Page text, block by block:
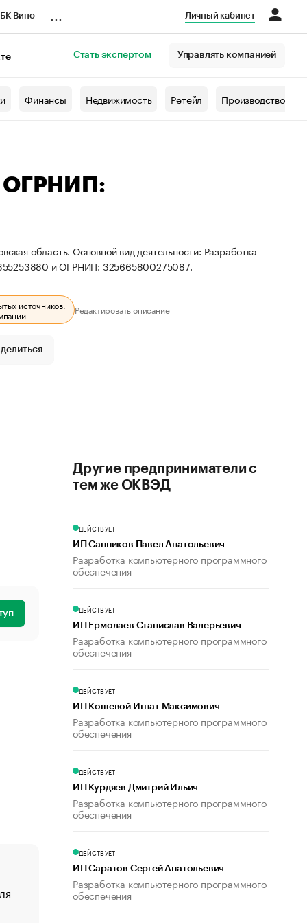
Вино Личный кабинет
Стать экспертом Управлять компанией
Финансы Недвижимость Ретейл Производство
ОГРНИП:
область. Основной вид деятельности: Разработка
и ОГРНИП: 325665800275087.
источников.
Редактировать описание
«От спорта тело стареет иначе». Как живет глава
создавшей GTA
Другие предприниматели с
тем же ОКВЭД
ДЕЙСТВУЕТ
ИП Санников Павел Анатольевич
Разработка компьютерного программного
обеспечения
ДЕЙСТВУЕТ
ИП Ермолаев Станислав Валерьевич
Разработка компьютерного программного
обеспечения
ДЕЙСТВУЕТ
ИП Кошевой Игнат Максимович
Разработка компьютерного программного
обеспечения
ДЕЙСТВУЕТ
ИП Курдяев Дмитрий Ильич
Разработка компьютерного программного
обеспечения
ДЕЙСТВУЕТ
ИП Саратов Сергей Анатольевич
Разработка компьютерного программного
обеспечения